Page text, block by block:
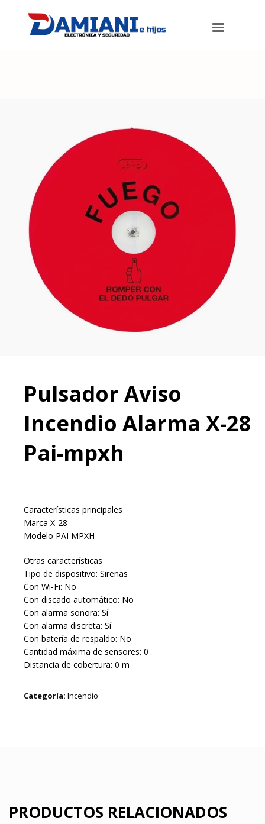
Pai-mpxh
Pulsador Aviso
Incendio Alarma X-28
Pai-mpxh
Características principales
Marca X-28
Modelo PAI MPXH
Otras características
Tipo de dispositivo: Sirenas
Con Wi-Fi: No
Con discado automático: No
Con alarma sonora: Sí
Con alarma discreta: Sí
Con batería de respaldo: No
Cantidad máxima de sensores: 0
Distancia de cobertura: 0 m
Categoría: Incendio
PRODUCTOS RELACIONADOS